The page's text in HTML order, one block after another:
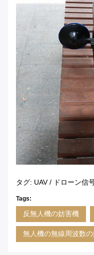
タグ: UAV / ドローン信
Tags:
反無人機の妨害機
無人機の無線周波数